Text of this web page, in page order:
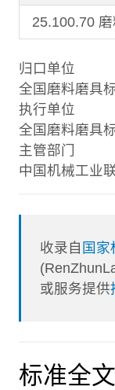
25.100.70
归口单位
全国磨料磨具
执行单位
全国磨料磨具
主管部门
中国机械工业
收录自 国家
或服务提供
标准全文